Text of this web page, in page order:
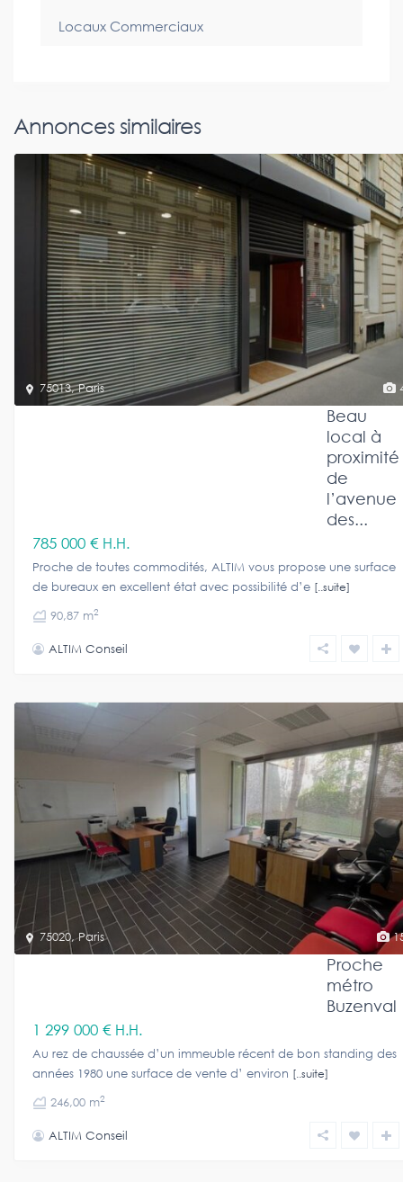
Locaux Commerciaux
Annonces similaires
75013,Paris
Beau
local à
proximité
de
l’avenue
des...
785 000 € H.H.
Proche de toutes commodités, ALTIM vous propose une surface
de bureaux en excellent état avec possibilité d’e [..suite]
90,87 m2
ALTIM Conseil
75020,Paris
Proche
métro
Buzenval
1 299 000 € H.H.
Au rez de chaussée d’un immeuble récent de bon standing des
années 1980 une surface de vente d’ environ [..suite]
246,00 m2
ALTIM Conseil